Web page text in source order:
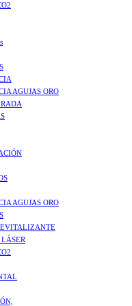
AGUJAS ORO
AGUJAS ORO